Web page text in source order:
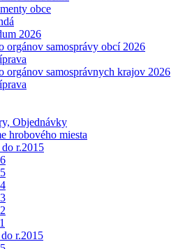
obce
2026
orgánov samosprávy obcí 2026
orgánov samosprávnych krajov 2026
Objednávky
hrobového miesta
r.2015
r.2015